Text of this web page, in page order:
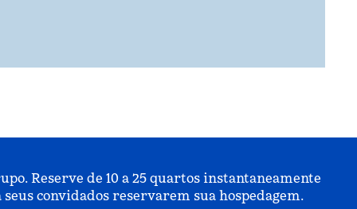
Reserve de 10 a 25 quartos instantaneamente
convidados reservarem sua hospedagem.